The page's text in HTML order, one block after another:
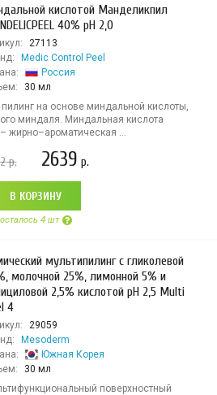
кислотой Манделикпил
40% pH 2,0
27113
Medic Control Peel
Россия
30 мл
на основе миндальной кислоты,
миндаля. Миндальная кислота
жирно–ароматическая ...
р. 2639 р.
В КОРЗИНУ
осталось 4 шт
мультипилинг с гликолевой
молочной 25%, лимонной 5% и
2,5% кислотой pH 2,5 Multi
4
29059
Mesoderm
Южная Корея
30 мл
поверхностный